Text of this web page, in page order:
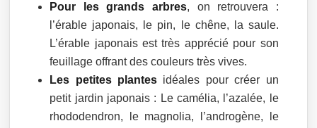
Pour les grands arbres, on retrouvera :
l’érable japonais, le pin, le chêne, la saule.
L’érable japonais est très apprécié pour son
feuillage offrant des couleurs très vives.
Les petites plantes idéales pour créer un
petit jardin japonais : Le camélia, l’azalée, le
rhododendron, le magnolia, l’androgène, le